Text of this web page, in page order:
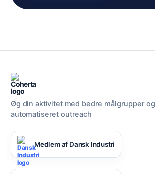
Øg din aktivitet med bedre målgrupper og
automatiseret outreach
Medlem af Dansk Industri